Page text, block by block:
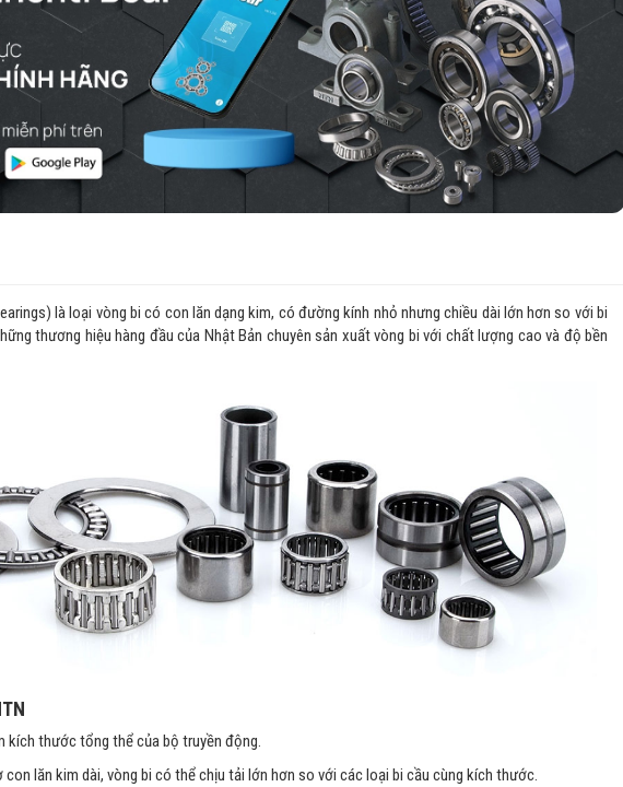
là loại vòng bi có con lăn dạng kim, có đường kính nhỏ nhưng chiều dài lớn hơn so với bi
thương hiệu hàng đầu của Nhật Bản chuyên sản xuất vòng bi với chất lượng cao và độ bền
kích thước tổng thể của bộ truyền động.
con lăn kim dài, vòng bi có thể chịu tải lớn hơn so với các loại bi cầu cùng kích thước.